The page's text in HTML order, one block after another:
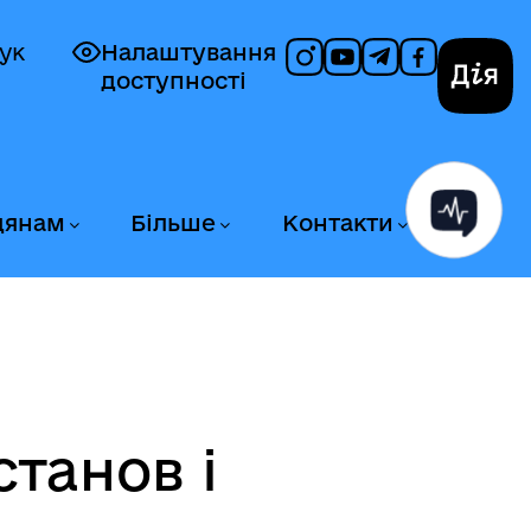
Налаштування
доступності
Більше Контакти
і